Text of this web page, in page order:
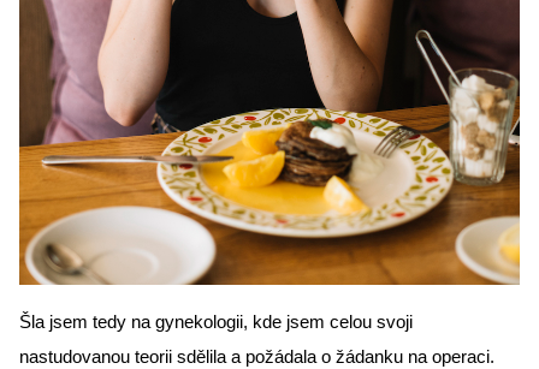
Šla jsem tedy na gynekologii, kde jsem celou svoji
nastudovanou teorii sdělila a požádala o žádanku na operaci.